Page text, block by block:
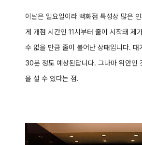
이날은 일요일이라 백화점 특성상 많은
게 개점 시간인 11시부터 줄이 시작돼 제
수 없을 만큼 줄이 불어난 상태입니다.
30분 정도 예상된답니다. 그나마 위안인
을 설 수 있다는 점.